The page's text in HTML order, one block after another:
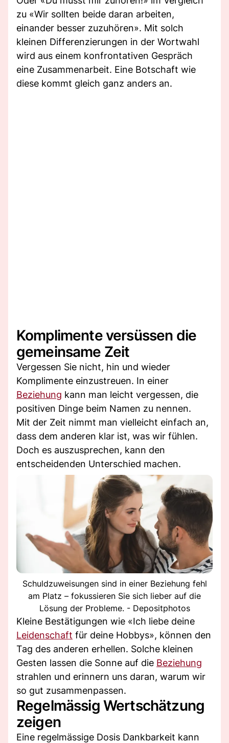
zu «Wir sollten beide daran arbeiten,
einander besser zuzuhören». Mit solch
kleinen Differenzierungen in der Wortwahl
wird aus einem konfrontativen Gespräch
eine Zusammenarbeit. Eine Botschaft wie
diese kommt gleich ganz anders an.
Komplimente versüssen die
gemeinsame Zeit
Vergessen Sie nicht, hin und wieder
Komplimente einzustreuen. In einer
Beziehung kann man leicht vergessen, die
positiven Dinge beim Namen zu nennen.
Mit der Zeit nimmt man vielleicht einfach an,
dass dem anderen klar ist, was wir fühlen.
Doch es auszusprechen, kann den
entscheidenden Unterschied machen.
Schuldzuweisungen sind in einer Beziehung fehl
am Platz – fokussieren Sie sich lieber auf die
Lösung der Probleme. - Depositphotos
Kleine Bestätigungen wie «Ich liebe deine
Leidenschaft für deine Hobbys», können den
Tag des anderen erhellen. Solche kleinen
Gesten lassen die Sonne auf die Beziehung
strahlen und erinnern uns daran, warum wir
so gut zusammenpassen.
Regelmässig Wertschätzung
zeigen
Eine regelmässige Dosis Dankbarkeit kann